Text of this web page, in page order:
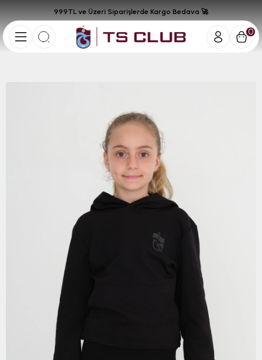
0
999TL ve Üzeri Siparişlerde Kargo Bedava 🚀